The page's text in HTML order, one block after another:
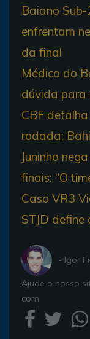
Baiano
enfrentam
da final
Médico do
dúvida para
CBF
rodada;
Juninho
finais: “O
Caso VR3
STJD
- Igor
Ajude o nosso
com